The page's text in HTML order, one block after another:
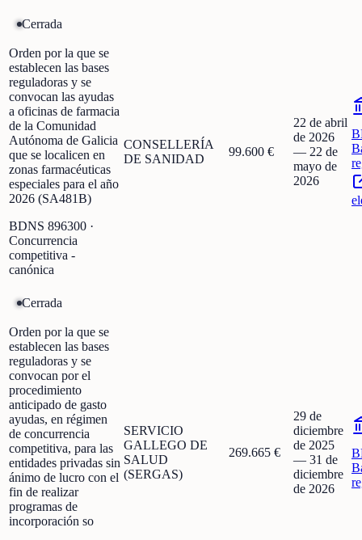
Cerrada
Orden por la que se
establecen las bases
reguladoras y se
convocan las ayudas
a oficinas de farmacia
de la Comunidad
Autónoma de Galicia
que se localicen en
zonas farmacéuticas
especiales para el año
2026 (SA481B)
BDNS 896300 ·
Concurrencia
competitiva -
canónica
CONSELLERÍA
DE SANIDAD
99.600 €
22 de abril
de 2026
— 22 de
mayo de
2026
Cerrada
Orden por la que se
establecen las bases
reguladoras y se
convocan por el
procedimiento
anticipado de gasto
ayudas, en régimen
de concurrencia
competitiva, para las
entidades privadas sin
ánimo de lucro con el
fin de realizar
programas de
incorporación so
SERVICIO
GALLEGO DE
SALUD
(SERGAS)
269.665 €
29 de
diciembre
de 2025
— 31 de
diciembre
de 2026